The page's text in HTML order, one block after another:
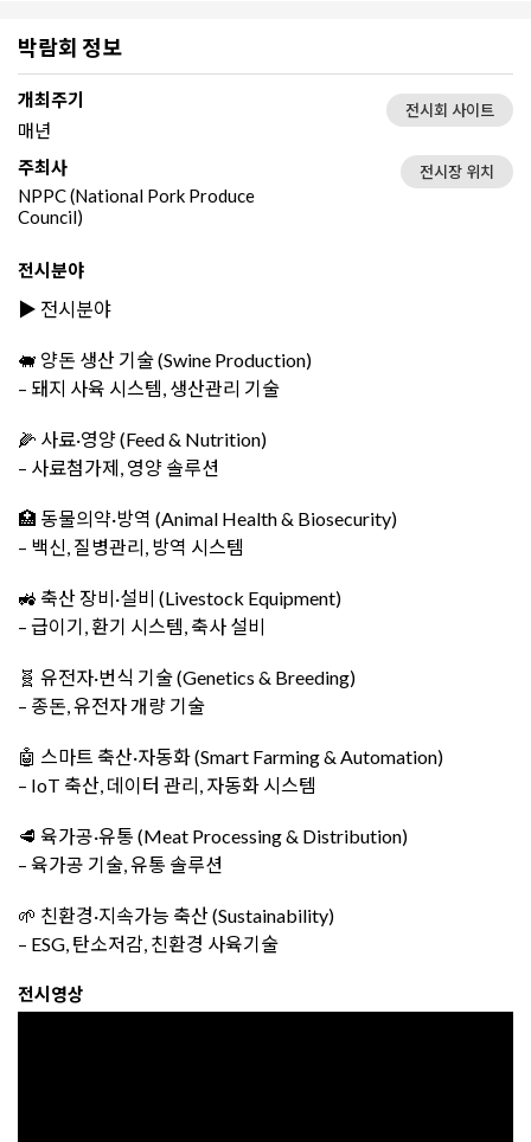
박람회 정보
개최주기
매년
전시회 사이트
주최사
NPPC (National Pork Produce
Council)
전시장 위치
전시분야
▶️ 전시분야
🐖 양돈 생산 기술 (Swine Production)
– 돼지 사육 시스템, 생산관리 기술
🌽 사료·영양 (Feed & Nutrition)
– 사료첨가제, 영양 솔루션
🏥 동물의약·방역 (Animal Health & Biosecurity)
– 백신, 질병관리, 방역 시스템
🚜 축산 장비·설비 (Livestock Equipment)
– 급이기, 환기 시스템, 축사 설비
🧬 유전자·번식 기술 (Genetics & Breeding)
– 종돈, 유전자 개량 기술
🤖 스마트 축산·자동화 (Smart Farming & Automation)
– IoT 축산, 데이터 관리, 자동화 시스템
🥩 육가공·유통 (Meat Processing & Distribution)
– 육가공 기술, 유통 솔루션
🌱 친환경·지속가능 축산 (Sustainability)
– ESG, 탄소저감, 친환경 사육기술
전시영상